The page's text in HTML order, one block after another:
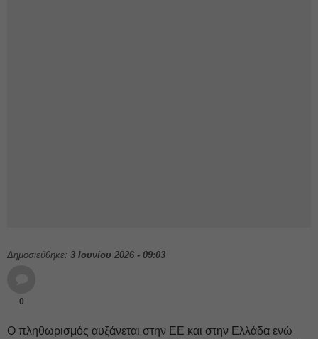
Δημοσιεύθηκε: 3 Ιουνίου 2026 - 09:03
0
Ο πληθωρισμός αυξάνεται στην ΕΕ και στην Ελλάδα ενώ